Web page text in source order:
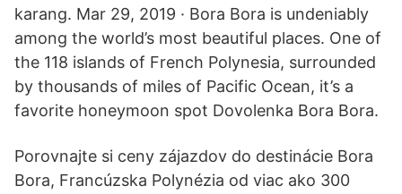
karang. Mar 29, 2019 · Bora Bora is undeniably
among the world’s most beautiful places. One of
the 118 islands of French Polynesia, surrounded
by thousands of miles of Pacific Ocean, it’s a
favorite honeymoon spot Dovolenka Bora Bora.
Porovnajte si ceny zájazdov do destinácie Bora
Bora, Francúzska Polynézia od viac ako 300